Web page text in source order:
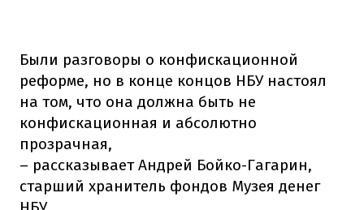
Были разговоры о конфискационной
реформе, но в конце концов НБУ настоял
на том, что она должна быть не
конфискационная и абсолютно
прозрачная,
– рассказывает Андрей Бойко-Гагарин,
старший хранитель фондов Музея денег